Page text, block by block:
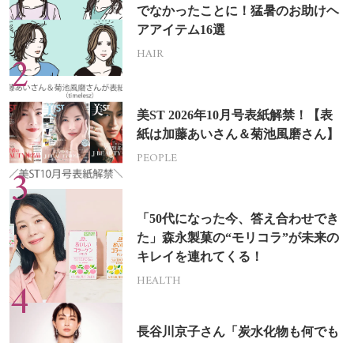
でなかったことに！猛暑のお助けヘ
アアイテム16選
HAIR
美ST 2026年10月号表紙解禁！【表
紙は加藤あいさん＆菊池風磨さん】
PEOPLE
「50代になった今、答え合わせでき
た」森永製菓の“モリコラ”が未来の
キレイを連れてくる！
HEALTH
長谷川京子さん「炭水化物も何でも